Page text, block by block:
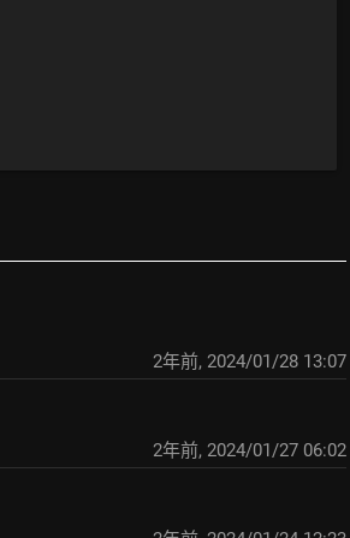
2年前, 2024/01/28 13:07
2年前, 2024/01/27 06:02